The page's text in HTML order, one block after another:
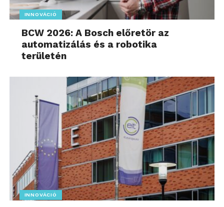
INNOVÁCIÓ
BCW 2026: A Bosch előretör az
automatizálás és a robotika
területén
INNOVÁCIÓ